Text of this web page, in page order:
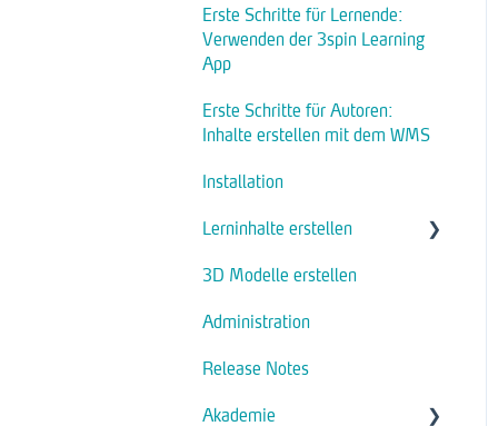
Erste Schritte für Lernende:
Verwenden der 3spin Learning
App
Erste Schritte für Autoren:
Inhalte erstellen mit dem WMS
Installation
Lerninhalte erstellen
Assets
Aktionen
Module
Interaktion
3D Modelle erstellen
Administration
Release Notes
Akademie